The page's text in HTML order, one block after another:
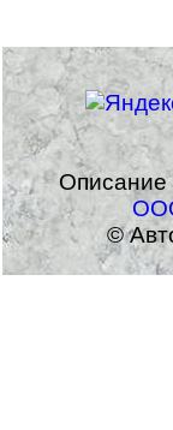
Описание
©